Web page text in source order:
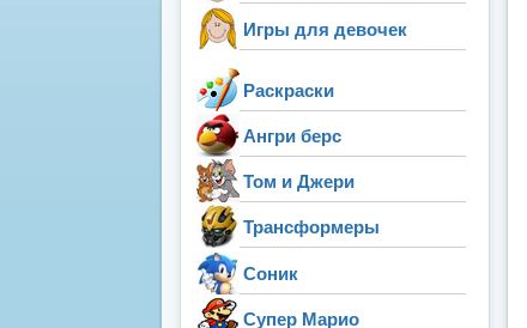
Игры для девочек
Раскраски
Ангри берс
Том и Джери
Трансформеры
Соник
Супер Марио